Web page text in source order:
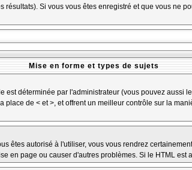
Si vous vous êtes enregistré et que vous ne
Mise en forme et types de sujets
déterminée par l'administrateur (vous pouvez
de < et >, et offrent un meilleur contrôle sur la
êtes autorisé à l'utiliser, vous vous rendrez
en page ou causer d'autres problèmes. Si le HTML